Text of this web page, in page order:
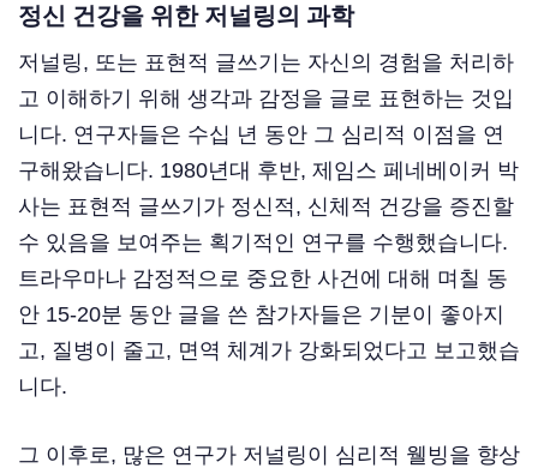
정신 건강을 위한 저널링의 과학
저널링, 또는 표현적 글쓰기는 자신의 경험을 처리하
고 이해하기 위해 생각과 감정을 글로 표현하는 것입
니다. 연구자들은 수십 년 동안 그 심리적 이점을 연
구해왔습니다. 1980년대 후반, 제임스 페네베이커 박
사는 표현적 글쓰기가 정신적, 신체적 건강을 증진할
수 있음을 보여주는 획기적인 연구를 수행했습니다.
트라우마나 감정적으로 중요한 사건에 대해 며칠 동
안 15-20분 동안 글을 쓴 참가자들은 기분이 좋아지
고, 질병이 줄고, 면역 체계가 강화되었다고 보고했습
니다.
그 이후로, 많은 연구가 저널링이 심리적 웰빙을 향상